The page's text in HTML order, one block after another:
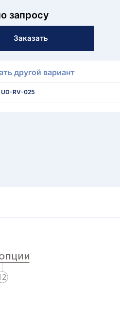
запросу
Заказать
другой вариант
UD-RV-025